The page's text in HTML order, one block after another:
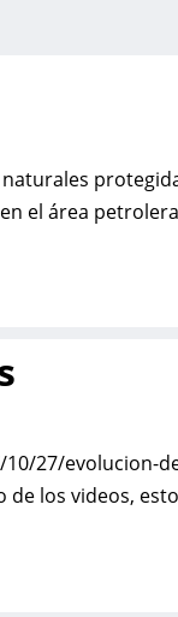
el área
27/evolucion-
los videos,